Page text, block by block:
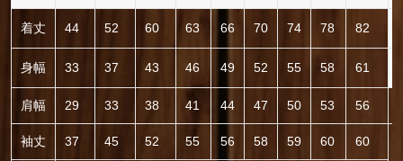
着丈 44 52 60 63 66 70 74 78 82
身幅 33 37 43 46 49 52 55 58 61
肩幅 29 33 38 41 44 47 50 53 56
袖丈 37 45 52 55 56 58 59 60 60